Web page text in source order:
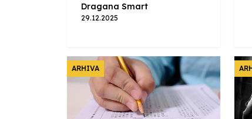
Dragana Smart
29.12.2025
ARHIVA